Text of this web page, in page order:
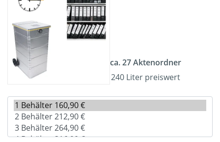
ca. 27 Aktenordner
240 Liter preiswert